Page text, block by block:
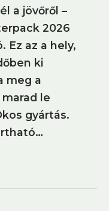
a jövőről –
2026
Ez az a hely,
ki
meg a
le
gyártás.